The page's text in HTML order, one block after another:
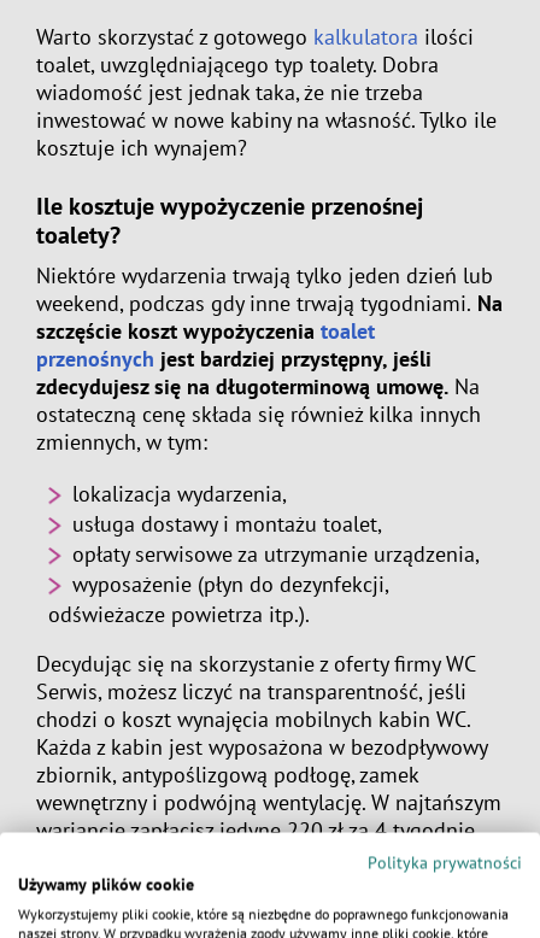
Warto skorzystać z gotowego kalkulatora ilości
toalet, uwzględniającego typ toalety. Dobra
wiadomość jest jednak taka, że nie trzeba
inwestować w nowe kabiny na własność. Tylko ile
kosztuje ich wynajem?
Ile kosztuje wypożyczenie przenośnej
toalety?
Niektóre wydarzenia trwają tylko jeden dzień lub
weekend, podczas gdy inne trwają tygodniami. Na
szczęście koszt wypożyczenia toalet
przenośnych jest bardziej przystępny, jeśli
zdecydujesz się na długoterminową umowę. Na
ostateczną cenę składa się również kilka innych
zmiennych, w tym:
lokalizacja wydarzenia,
usługa dostawy i montażu toalet,
opłaty serwisowe za utrzymanie urządzenia,
wyposażenie (płyn do dezynfekcji,
odświeżacze powietrza itp.).
Decydując się na skorzystanie z oferty firmy WC
Serwis, możesz liczyć na transparentność, jeśli
chodzi o koszt wynajęcia mobilnych kabin WC.
Każda z kabin jest wyposażona w bezodpływowy
zbiornik, antypoślizgową podłogę, zamek
wewnętrzny i podwójną wentylację. W najtańszym
wariancie zapłacisz jedyne 220 zł za 4 tygodnie.
wybranej częstotliwości serwisu, mycia
Polityka prywatności
Używamy plików cookie
Wykorzystujemy pliki cookie, które są niezbędne do poprawnego funkcjonowania
naszej strony. W przypadku wyrażenia zgody używamy inne pliki cookie, które